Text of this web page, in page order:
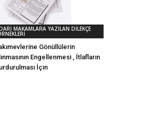
MAKAMLARA YAZILAN DİLEKÇE
Gönüllülerin
Engellenmesi , İtlafların
İçin